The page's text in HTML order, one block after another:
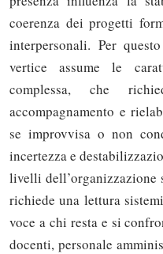
coerenza dei progetti
interpersonali. Per
vertice assume le
complessa, che
accompagnamento e
se improvvisa o non
incertezza e
livelli dell’organizzazione
richiede una lettura
voce a chi resta e si
docenti, personale